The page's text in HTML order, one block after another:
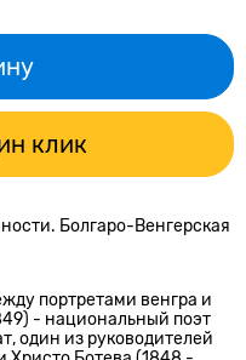
клик
Болгаро-Венгерская
портретами венгра и
- национальный поэт
один из руководителей